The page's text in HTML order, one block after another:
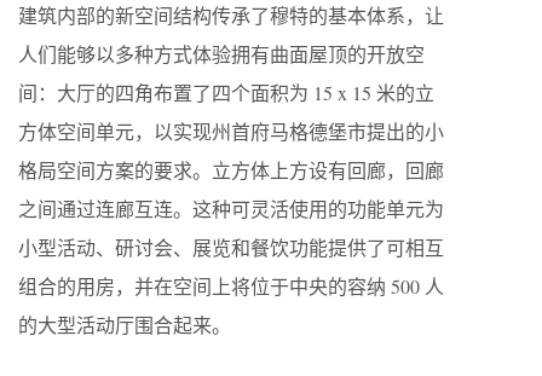
建筑内部的新空间结构传承了穆特的基本体系，让
人们能够以多种方式体验拥有曲面屋顶的开放空
间：大厅的四角布置了四个面积为 15 x 15 米的立
方体空间单元，以实现州首府马格德堡市提出的小
格局空间方案的要求。立方体上方设有回廊，回廊
之间通过连廊互连。这种可灵活使用的功能单元为
小型活动、研讨会、展览和餐饮功能提供了可相互
组合的用房，并在空间上将位于中央的容纳 500 人
的大型活动厅围合起来。